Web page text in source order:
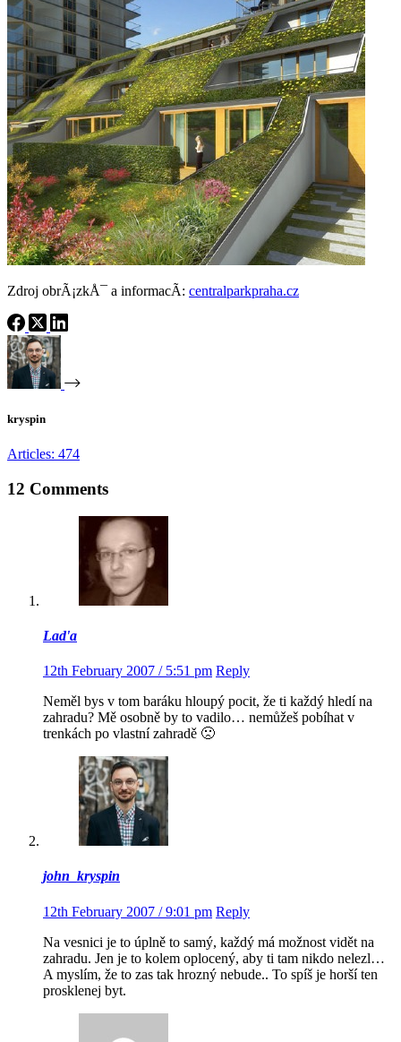
Zdroj obrÃ¡zkÅ¯ a informacÃ­: centralparkpraha.cz
kryspin
Articles: 474
12 Comments
Lad'a
12th February 2007 / 5:51 pm Reply
Neměl bys v tom baráku hloupý pocit, že ti každý hledí na
zahradu? Mě osobně by to vadilo… nemůžeš pobíhat v
trenkách po vlastní zahradě 🙁
john_kryspin
12th February 2007 / 9:01 pm Reply
Na vesnici je to úplně to samý, každý má možnost vidět na
zahradu. Jen je to kolem oplocený, aby ti tam nikdo nelezl…
A myslím, že to zas tak hrozný nebude.. To spíš je horší ten
prosklenej byt.